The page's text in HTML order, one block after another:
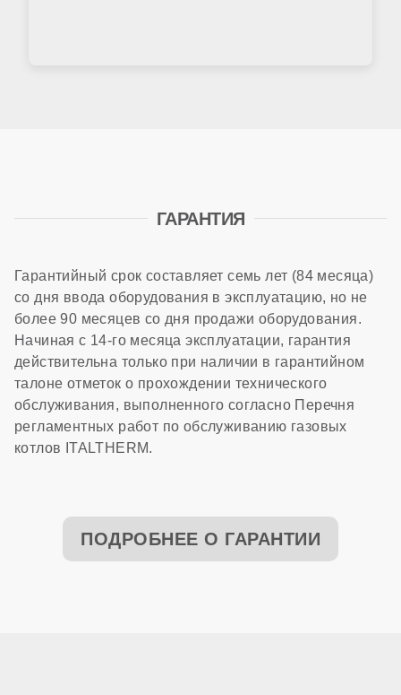
ГАРАНТИЯ
Гарантийный срок составляет семь лет (84 месяца)
со дня ввода оборудования в эксплуатацию, но не
более 90 месяцев со дня продажи оборудования.
Начиная с 14-го месяца эксплуатации, гарантия
действительна только при наличии в гарантийном
талоне отметок о прохождении технического
обслуживания, выполненного согласно Перечня
регламентных работ по обслуживанию газовых
котлов ITALTHERM.
ПОДРОБНЕЕ О ГАРАНТИИ